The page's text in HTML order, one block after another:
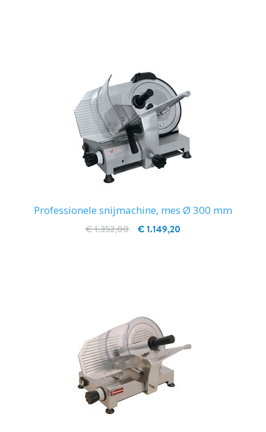
Professionele snijmachine, mes Ø 300 mm
€ 1.149,20
€ 1.352,00